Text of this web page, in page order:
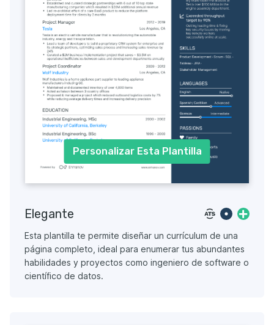
Personalizar Esta Plantilla
Elegante
Esta plantilla te permite diseñar un currículum de una
página completo, ideal para enumerar tus abundantes
habilidades y proyectos como ingeniero de software o
científico de datos.